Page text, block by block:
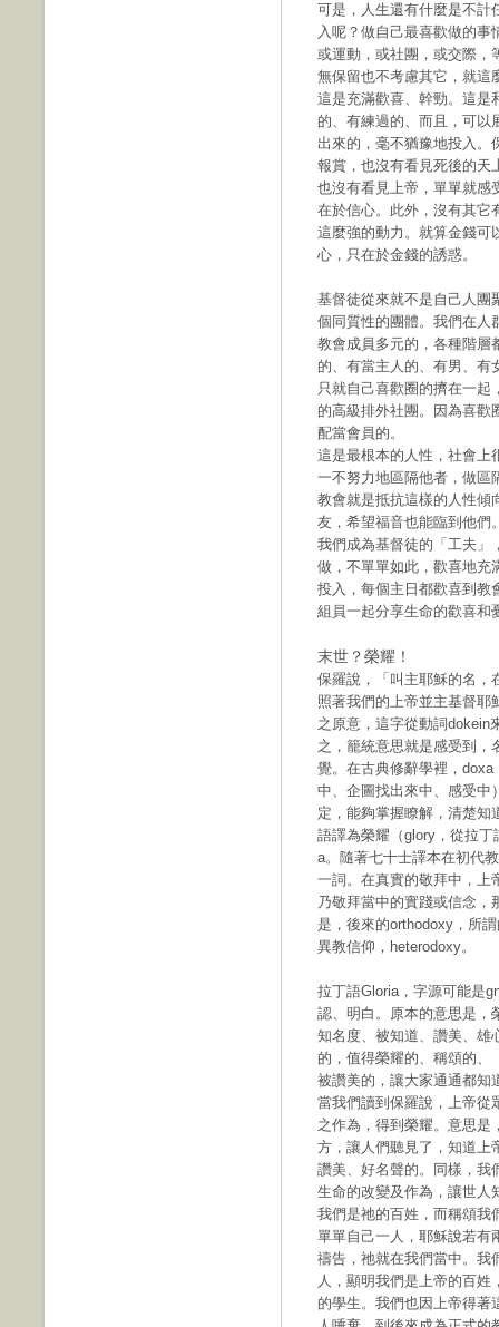
可是，人生還有什麼是不計
入呢？做自己最喜歡做的事
或運動，或社團，或交際，
無保留也不考慮其它，就這
這是充滿歡喜、幹勁。這是
的、有練過的、而且，可以
出來的，毫不猶豫地投入。
報賞，也沒有看見死後的天
也沒有看見上帝，單單就感
在於信心。此外，沒有其它
這麼強的動力。就算金錢可
心，只在於金錢的誘惑。
基督徒從來就不是自己人團
個同質性的團體。我們在人
教會成員多元的，各種階層
的、有當主人的、有男、有
只就自己喜歡圈的擠在一起
的高級排外社團。因為喜歡
配當會員的。
這是最根本的人性，社會上
一不努力地區隔他者，做區
教會就是抵抗這樣的人性傾
友，希望福音也能臨到他們
我們成為基督徒的「工夫」
做，不單單如此，歡喜地充
投入，每個主日都歡喜到教
組員一起分享生命的歡喜和
末世？榮耀！
保羅說，「叫主耶穌的名，
照著我們的上帝並主基督耶
之原意，這字從動詞dokein
之，籠統意思就是感受到，
覺。在古典修辭學裡，
中、企圖找出來中、感受中
定，能夠掌握瞭解，清楚知
語譯為榮耀（glory，從拉
a。隨著七十士譯本在初代
一詞。在真實的敬拜中，上
乃敬拜當中的實踐或信念
是，後來的orthodoxy，所
異教信仰，heterodoxy。
拉丁語Gloria，字源可能是
認、明白。原本的意思是，
知名度、被知道、讚美、雄
的，值得榮耀的、稱頌的、
被讚美的，讓大家通通都知
當我們讀到保羅說，上帝從
之作為，得到榮耀。意思是
方，讓人們聽見了，知道上
讚美、好名聲的。同樣，我
生命的改變及作為，讓世人
我們是祂的百姓，而稱頌我
單單自己一人，耶穌說若有
禱告，祂就在我們當中。我
人，顯明我們是上帝的百姓
的學生。我們也因上帝得著